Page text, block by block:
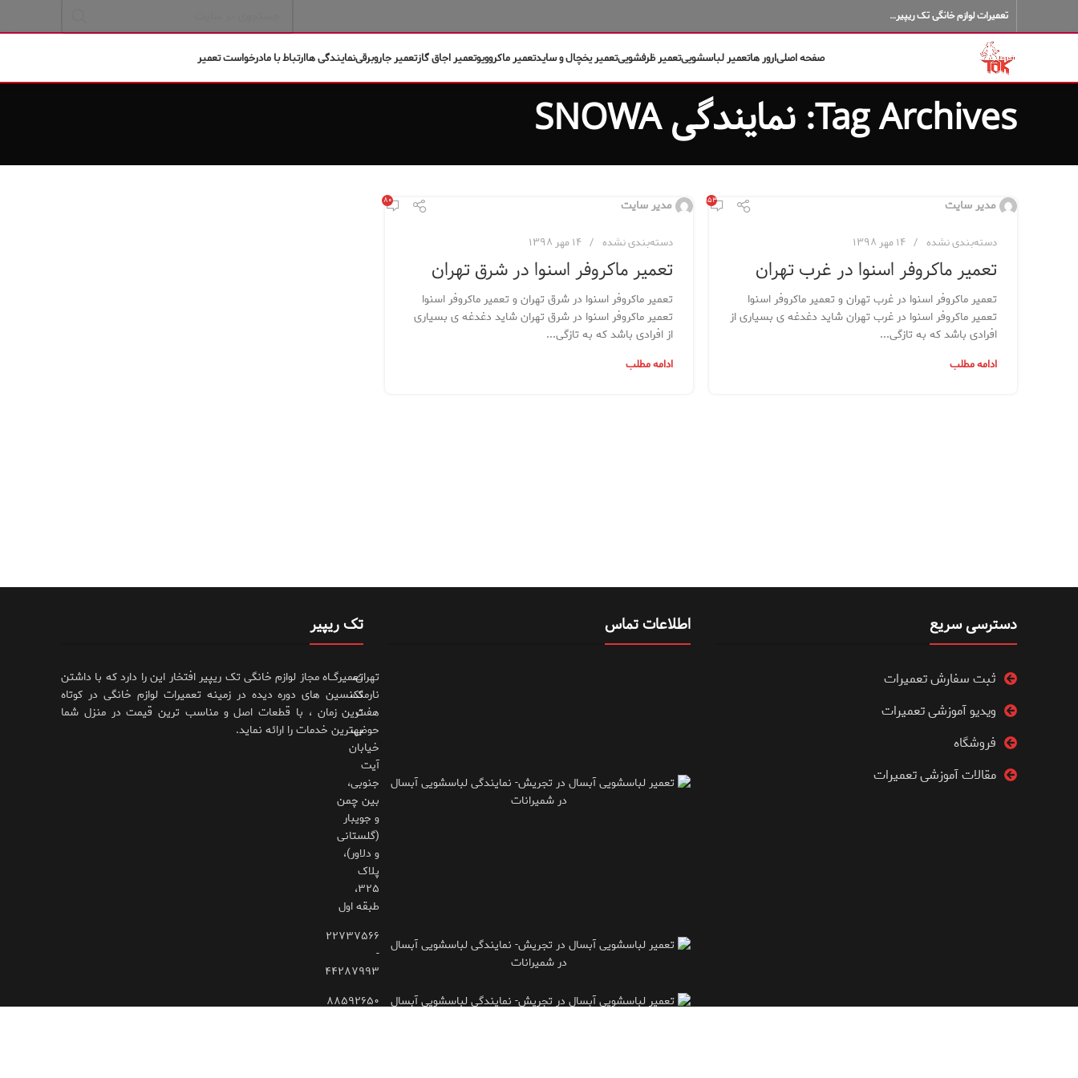
تعمیرات لوازم خانگی تک ریپیر…
صفحه اصلیارور هاتعمیر لباسشوییتعمیر ظرفشوییتعمیر یخچال و سایدتعمیر ماکروویوتعمیر اجاق گازتعمیر جاروبرقینمایندگی هاارتباط با مادرخواست تعمیر
Tag Archives: نمایندگی SNOWA
مدیر سایت ۶,۹۵۳
دسته‌بندی نشده ۱۴ مهر ۱۳۹۸
تعمیر ماکروفر اسنوا در غرب تهران
تعمیر ماکروفر اسنوا در غرب تهران و تعمیر ماکروفر اسنوا
تعمیر ماکروفر اسنوا در غرب تهران شاید دغدغه ی بسیاری از
افرادی باشد که به تازگی...
ادامه مطلب
مدیر سایت ۸۰
دسته‌بندی نشده ۱۴ مهر ۱۳۹۸
تعمیر ماکروفر اسنوا در شرق تهران
تعمیر ماکروفر اسنوا در شرق تهران و تعمیر ماکروفر اسنوا
تعمیر ماکروفر اسنوا در شرق تهران شاید دغدغه ی بسیاری
از افرادی باشد که به تازگی...
ادامه مطلب
تک ریپیر
تعمیرگــاه مجاز لوازم خانگی تک ریپیر افتخار این را دارد که با داشتن
تکنسین های دوره دیده در زمینه تعمیرات لوازم خانگی در کوتاه
ترین زمان ، با قطعات اصل و مناسب ترین قیمت در منزل شما
بهترین خدمات را ارائه نماید.
اطلاعات تماس
تهران،
نارمک،
هفت
حوض،
خیابان
آیت
جنوبی،
بین چمن
و جویبار
(گلستانی
و دلاور)،
پلاک
۳۲۵،
طبقه اول
۲۲۷۳۷۵۶۶
-
۴۴۲۸۷۹۹۳
۸۸۵۹۲۶۵۰
دسترسی سریع
ثبت سفارش تعمیرات
ویدیو آموزشی تعمیرات
فروشگاه
مقالات آموزشی تعمیرات